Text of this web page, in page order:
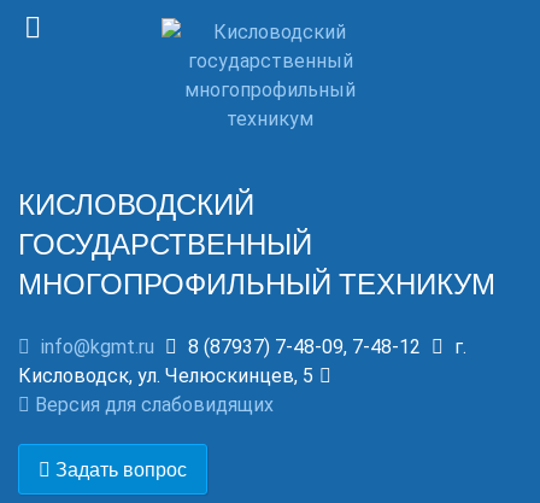
КИСЛОВОДСКИЙ
ГОСУДАРСТВЕННЫЙ
МНОГОПРОФИЛЬНЫЙ ТЕХНИКУМ
info@kgmt.ru 8 (87937) 7-48-09, 7-48-12
г.
Кисловодск, ул. Челюскинцев, 5
Версия для слабовидящих
Задать вопрос